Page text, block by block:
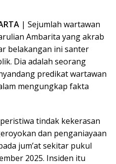
| Sejumlah wartawan
Ambarita yang akrab
belakangan ini santer
Dia adalah seorang
predikat wartawan
mengungkap fakta
tindak kekerasan
dan penganiayaan
jum’at sekitar pukul
2025. Insiden itu